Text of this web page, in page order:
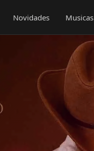
Novidades Musicas